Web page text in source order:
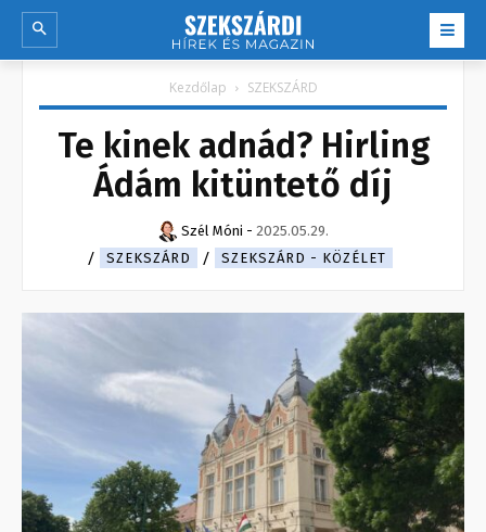
Kezdőlap SZEKSZÁRD
Te kinek adnád? Hirling
Ádám kitüntető díj
Szél Móni - 2025.05.29.
SZEKSZÁRD
SZEKSZÁRD - KÖZÉLET